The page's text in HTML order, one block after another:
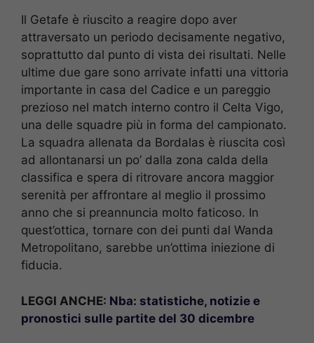
Il Getafe è riuscito a reagire dopo aver
attraversato un periodo decisamente negativo,
soprattutto dal punto di vista dei risultati. Nelle
ultime due gare sono arrivate infatti una vittoria
importante in casa del Cadice e un pareggio
prezioso nel match interno contro il Celta Vigo,
una delle squadre più in forma del campionato.
La squadra allenata da Bordalas è riuscita così
ad allontanarsi un po’ dalla zona calda della
classifica e spera di ritrovare ancora maggior
serenità per affrontare al meglio il prossimo
anno che si preannuncia molto faticoso. In
quest’ottica, tornare con dei punti dal Wanda
Metropolitano, sarebbe un’ottima iniezione di
fiducia.
LEGGI ANCHE: Nba: statistiche, notizie e
pronostici sulle partite del 30 dicembre